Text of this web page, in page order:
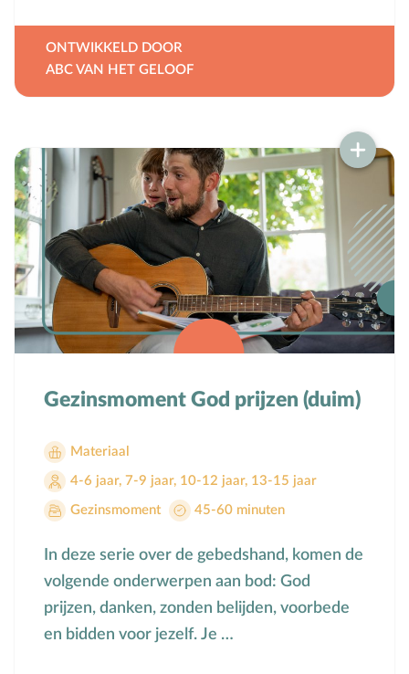
Boekentips voor ouders en opvoedkringen
Alle onderwerpen
B
Baby
Biddag
Bijbelse kernbegrippen
Bijbelstudie
Bijbelteksten memoriseren
Bijbelverhalen
C
Christen zijn
Doopdag
Echtscheiding
Emoties
Evangeliseren
Films en games
Gebedsvormen
Geloofsgesprek
Geloofsopvoeding
ONTWIKKELD DOOR
ABC VAN HET GELOOF
Gezinsmoment God prijzen (duim)
Materiaal
4-6 jaar, 7-9 jaar, 10-12 jaar, 13-15 jaar
Gezinsmoment 45-60 minuten
In deze serie over de gebedshand, komen de
volgende onderwerpen aan bod: God
prijzen, danken, zonden belijden, voorbede
en bidden voor jezelf. Je …